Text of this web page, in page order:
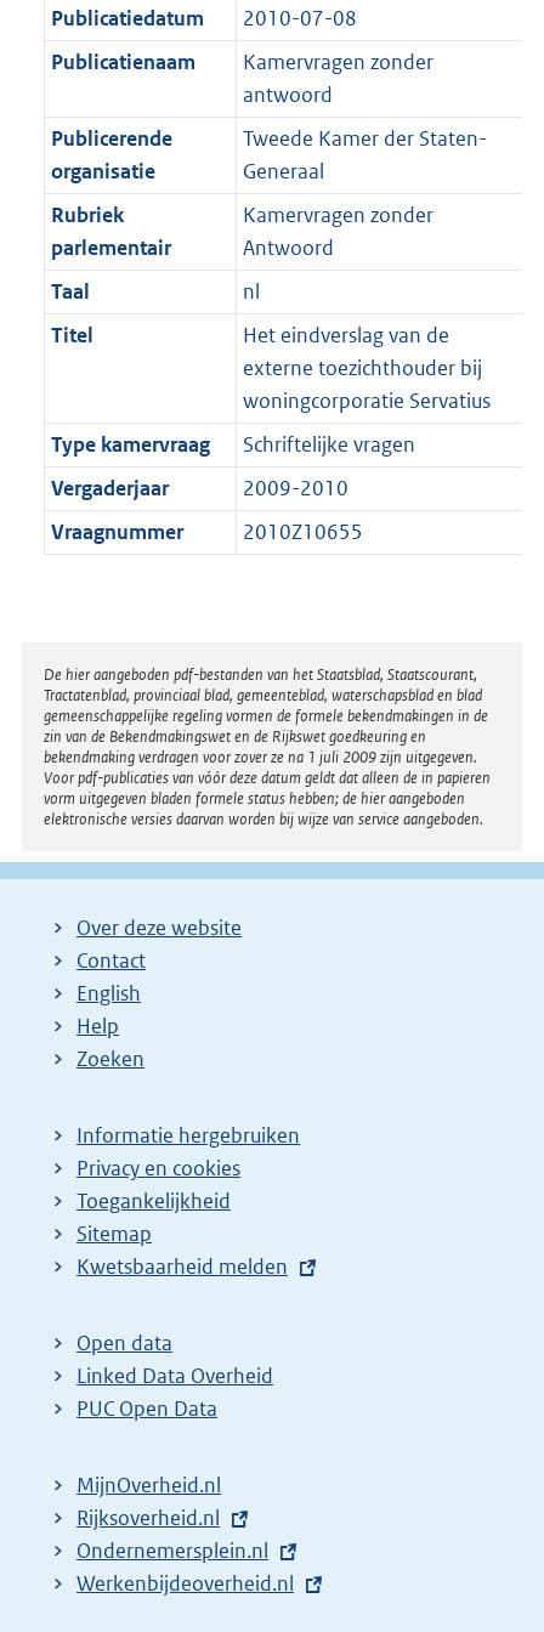
t
a
t
K
b
2
K
b
Publicatiedatum
2010-07-08
Publicatienaam
Kamervragen zonder
antwoord
Publicerende
organisatie
Tweede Kamer der Staten-
Generaal
Rubriek
parlementair
Kamervragen zonder
Antwoord
Taal
nl
Titel
Het eindverslag van de
externe toezichthouder bij
woningcorporatie Servatius
Type kamervraag
Schriftelijke vragen
Vergaderjaar
2009-2010
Vraagnummer
2010Z10655
Disclaimer
De hier aangeboden pdf-bestanden van het Staatsblad, Staatscourant,
Tractatenblad, provinciaal blad, gemeenteblad, waterschapsblad en blad
gemeenschappelijke regeling vormen de formele bekendmakingen in de
zin van de Bekendmakingswet en de Rijkswet goedkeuring en
bekendmaking verdragen voor zover ze na 1 juli 2009 zijn uitgegeven.
Voor pdf-publicaties van vóór deze datum geldt dat alleen de in papieren
vorm uitgegeven bladen formele status hebben; de hier aangeboden
elektronische versies daarvan worden bij wijze van service aangeboden.
Over deze website
Contact
English
Help
Zoeken
Informatie hergebruiken
Privacy en cookies
Toegankelijkheid
Sitemap
E
t
e
r
l
i
n
k
Kwetsbaarheid melden
Open data
Linked Data Overheid
PUC Open Data
MijnOverheid.nl
E
x
t
Rijksoverheid.nl
E
x
Ondernemersplein.nl
E
Werkenbijdeoverheid.nl